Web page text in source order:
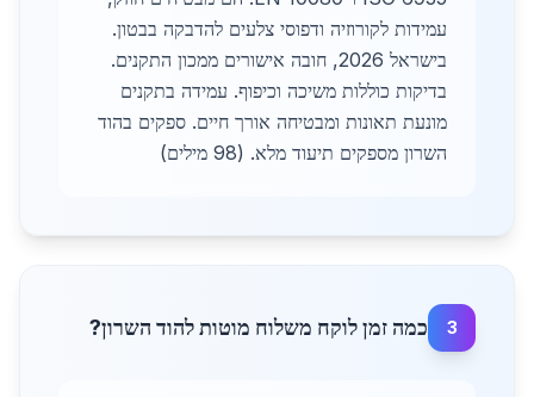
עמידות לקורוזיה ודפוסי צלעים להדבקה בבטון.
בישראל 2026, חובה אישורים ממכון התקנים.
בדיקות כוללות משיכה וכיפוף. עמידה בתקנים
מונעת תאונות ומבטיחה אורך חיים. ספקים בהוד
השרון מספקים תיעוד מלא. (98 מילים)
3 כמה זמן לוקח משלוח מוטות להוד השרון?